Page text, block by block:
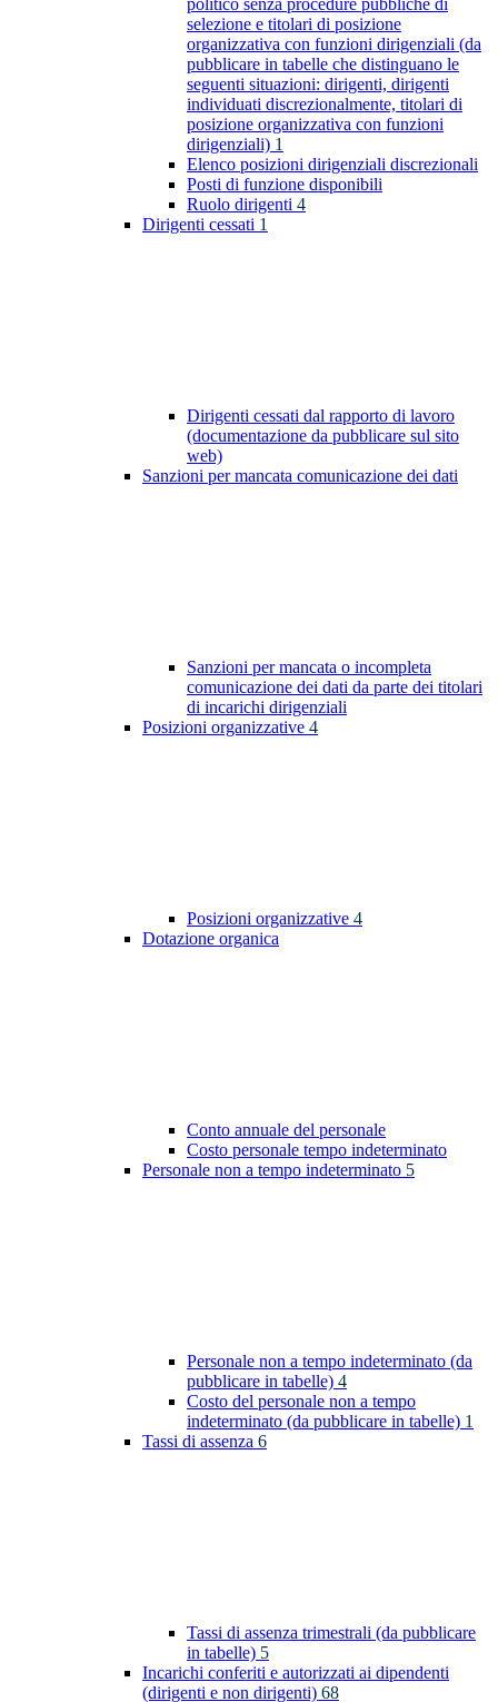
politico senza procedure pubbliche di
selezione e titolari di posizione
organizzativa con funzioni dirigenziali (da
pubblicare in tabelle che distinguano le
seguenti situazioni: dirigenti, dirigenti
individuati discrezionalmente, titolari di
posizione organizzativa con funzioni
dirigenziali) 1
Elenco posizioni dirigenziali discrezionali
Posti di funzione disponibili
Ruolo dirigenti 4
Dirigenti cessati 1
Dirigenti cessati dal rapporto di lavoro
(documentazione da pubblicare sul sito
web)
Sanzioni per mancata comunicazione dei dati
Sanzioni per mancata o incompleta
comunicazione dei dati da parte dei titolari
di incarichi dirigenziali
Posizioni organizzative 4
Posizioni organizzative 4
Dotazione organica
Conto annuale del personale
Costo personale tempo indeterminato
Personale non a tempo indeterminato 5
Personale non a tempo indeterminato (da
pubblicare in tabelle) 4
Costo del personale non a tempo
indeterminato (da pubblicare in tabelle) 1
Tassi di assenza 6
Tassi di assenza trimestrali (da pubblicare
in tabelle) 5
Incarichi conferiti e autorizzati ai dipendenti
(dirigenti e non dirigenti) 68